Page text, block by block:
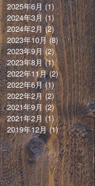
2025年6月(1)
2024年3月(1)
2024年2月(2)
2023年10月(8)
2023年9月(2)
2023年8月(1)
2022年11月(2)
2022年6月(1)
2022年2月(2)
2021年9月 (2)
2021年2月(1)
2019年12月(1)